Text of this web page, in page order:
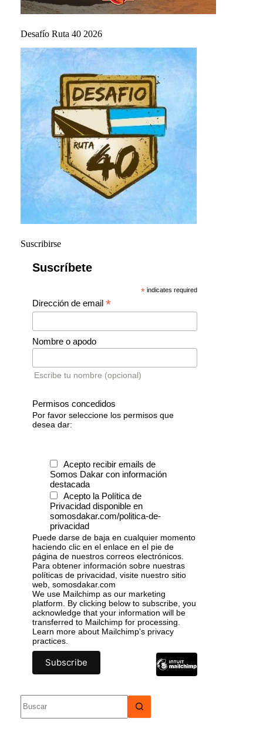
Desafío Ruta 40 2026
Suscribirse
Suscríbete
* indicates required
Dirección de email *
Nombre o apodo
Escribe tu nombre (opcional)
Permisos concedidos
Por favor seleccione los permisos que
desea dar:
Acepto recibir emails de
Somos Dakar con información
destacada
Acepto la Política de
Privacidad disponible en
somosdakar.com/politica-de-
privacidad
Puede darse de baja en cualquier momento
haciendo clic en el enlace en el pie de
página de nuestros correos electrónicos.
Para obtener información sobre nuestras
políticas de privacidad, visite nuestro sitio
web, somosdakar.com
We use Mailchimp as our marketing
platform. By clicking below to subscribe, you
acknowledge that your information will be
transferred to Mailchimp for processing.
Learn more about Mailchimp's privacy
practices.